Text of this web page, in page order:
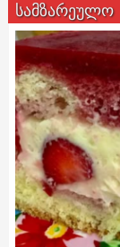
სამზარეულო